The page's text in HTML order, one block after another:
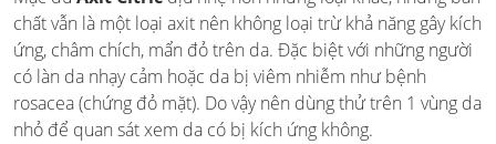
chất vẫn là một loại axit nên không loại trừ khả năng gây kích
ứng, châm chích, mẩn đỏ trên da. Đặc biệt với những người
có làn da nhạy cảm hoặc da bị viêm nhiễm như bệnh
rosacea (chứng đỏ mặt). Do vậy nên dùng thử trên 1 vùng da
nhỏ để quan sát xem da có bị kích ứng không.